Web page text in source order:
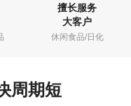
擅长服务
大客户
休闲食品/日化
周期短